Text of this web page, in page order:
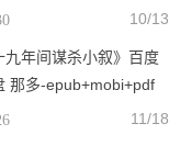
10/13
九年间谋杀小叙》百度
那多-epub+mobi+pdf
11/18